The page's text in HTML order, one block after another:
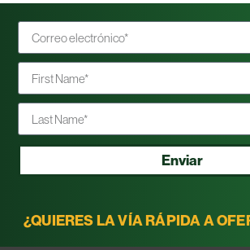
¿QUIERES LA VÍA RÁPIDA A
Enviar